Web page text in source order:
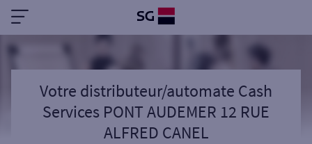
Votre distributeur/automate Cash
Services PONT AUDEMER 12 RUE
ALFRED CANEL